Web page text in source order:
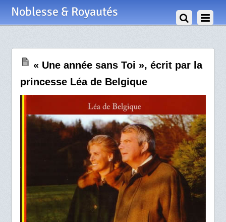
Noblesse & Royautés
« Une année sans Toi », écrit par la
princesse Léa de Belgique